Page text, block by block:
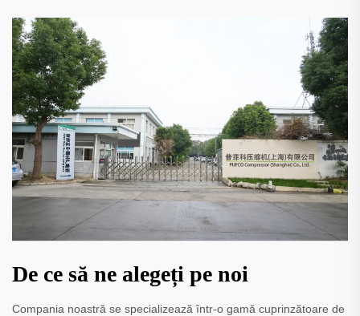
De ce să ne alegeți pe noi
Compania noastră se specializează într-o gamă cuprinzătoare de